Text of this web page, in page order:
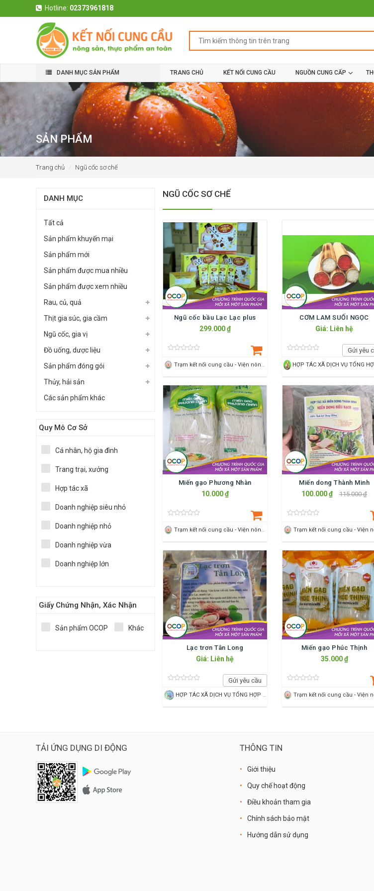
Hotline: 02373961818
DANH MỤC SẢN PHẨM TRANG CHỦ KẾT NỐI CUNG CẦU NGUỒN CUNG CẤP
SẢN PHẨM
Trang chủ Ngũ cốc sơ chế
DANH MỤC
Tất cả
Sản phẩm khuyến mại
Sản phẩm mới
Sản phẩm được mua nhiều
Sản phẩm được xem nhiều
Rau, củ, quả
Thịt gia súc, gia cầm
Ngũ cốc, gia vị
Đồ uống, dược liệu
Sản phẩm đóng gói
Thủy, hải sản
Các sản phẩm khác
Quy Mô Cơ Sở
Cá nhân, hộ gia đình
Trang trại, xưởng
Hợp tác xã
Doanh nghiệp siêu nhỏ
Doanh nghiệp nhỏ
Doanh nghiệp vừa
Doanh nghiệp lớn
Giấy Chứng Nhận, Xác Nhận
Sản phẩm OCOP Khác
NGŨ CỐC SƠ CHẾ
Ngũ cốc bầu Lạc Lạc plus
299.000 ₫
CƠM LAM SUỐI NGỌC
Giá: Liên hệ
Gửi yêu
Miến gạo Phương Nhàn
10.000 ₫
Miến dong Thành Minh
100.000 ₫ 115.000 ₫
Lạc trơn Tân Long
Giá: Liên hệ
Gửi yêu cầu
Miến gạo Phúc Thịnh
35.000 ₫
TẢI ỨNG DỤNG DI ĐỘNG THÔNG TIN
Giới thiệu
Quy chế hoạt động
Điều khoản tham gia
Chính sách bảo mật
Hướng dẫn sử dụng